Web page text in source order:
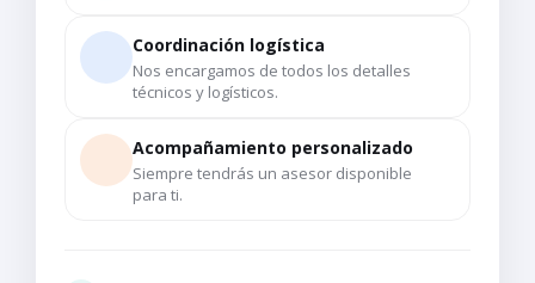
Coordinación logística
Nos encargamos de todos los detalles
técnicos y logísticos.
Acompañamiento personalizado
Siempre tendrás un asesor disponible
para ti.